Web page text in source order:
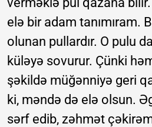
elə bir adam tanımıram.
olunan pullardır. O pulu
küləyə sovurur. Çünki
şəkildə müğənniyə geri
ki, məndə də elə olsun.
sərf edib, zəhmət